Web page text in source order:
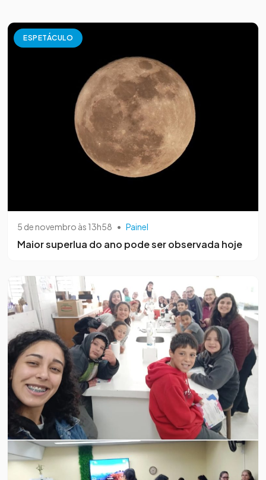
ESPETÁCULO
5 de novembro às 13h58 • Painel
Maior superlua do ano pode ser observada hoje